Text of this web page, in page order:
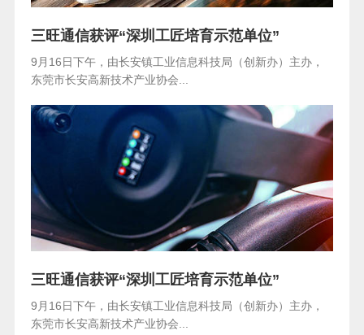
三旺通信获评“深圳工匠培育示范单位”
9月16日下午，由长安镇工业信息科技局（创新办）主办，
东莞市长安高新技术产业协会...
三旺通信获评“深圳工匠培育示范单位”
9月16日下午，由长安镇工业信息科技局（创新办）主办，
东莞市长安高新技术产业协会...